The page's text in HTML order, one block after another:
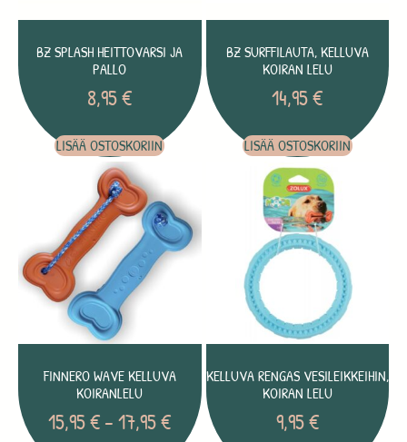
BZ SPLASH HEITTOVARSI JA
PALLO
8,95€
LISÄÄ OSTOSKORIIN
BZ SURFFILAUTA, KELLUVA
KOIRAN LELU
14,95€
LISÄÄ OSTOSKORIIN
FINNERO WAVE KELLUVA
KOIRANLELU
15,95€– 17,95€
KELLUVA RENGAS VESILEIKKEIHIN,
KOIRAN LELU
9,95€